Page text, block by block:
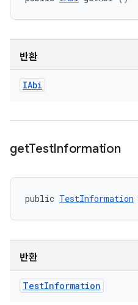
반환
IAbi
getTestInformation
public TestInformation
반환
TestInformation